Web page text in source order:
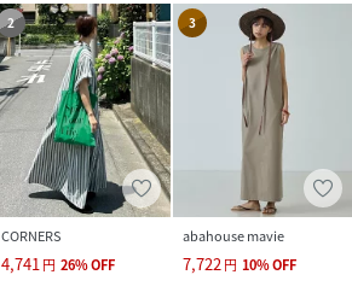
2
CORNERS
4,741円 26%OFF
3
abahouse mavie
7,722円 10%OFF